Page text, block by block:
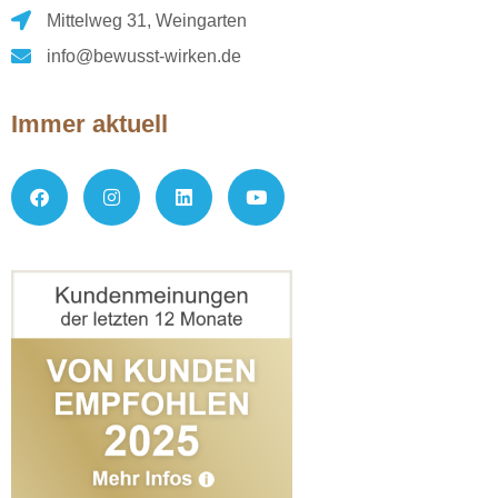
Mittelweg 31, Weingarten
info@bewusst-wirken.de
Immer aktuell